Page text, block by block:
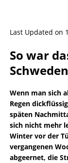
Last Updated on
So war
Schweden
Wenn man sich
Regen
späten
sich nicht mehr
Winter vor der
vergangenen
abgeernet, die